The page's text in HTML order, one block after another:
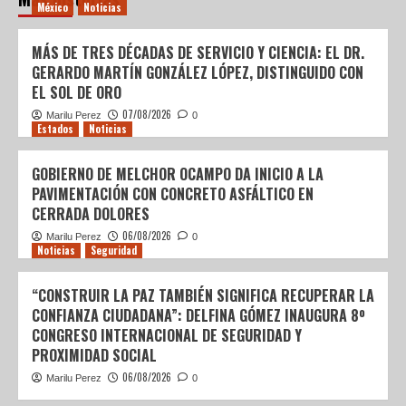
México Noticias
MÁS DE TRES DÉCADAS DE SERVICIO Y CIENCIA: EL DR.
GERARDO MARTÍN GONZÁLEZ LÓPEZ, DISTINGUIDO CON
EL SOL DE ORO
Marilu Perez 07/08/2026 0
Estados Noticias
GOBIERNO DE MELCHOR OCAMPO DA INICIO A LA
PAVIMENTACIÓN CON CONCRETO ASFÁLTICO EN
CERRADA DOLORES
Marilu Perez 06/08/2026 0
Noticias Seguridad
“CONSTRUIR LA PAZ TAMBIÉN SIGNIFICA RECUPERAR LA
CONFIANZA CIUDADANA”: DELFINA GÓMEZ INAUGURA 8º
CONGRESO INTERNACIONAL DE SEGURIDAD Y
PROXIMIDAD SOCIAL
Marilu Perez 06/08/2026 0